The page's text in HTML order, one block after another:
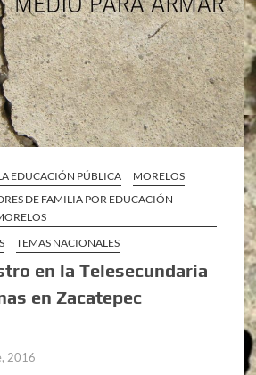
EDUCACIÓN PÚBLICA
MORELOS
DE FAMILIA POR EDUCACIÓN
TEMAS NACIONALES
en la Telesecundaria
en Zacatepec
2016